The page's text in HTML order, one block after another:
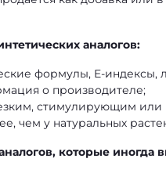
аналогов:
формулы, E-индексы,
о производителе;
стимулирующим или
чем у натуральных
которые иногда